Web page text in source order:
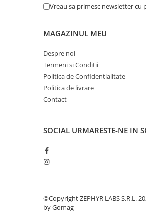
Tensal Bio-Tech(2)
Uriach Romania SRL
Worwag Pharma Romania SRL
Zdrovit Romania SRL
Vreau sa primesc newsletter
MAGAZINUL MEU
Despre noi
Termeni si Conditii
Politica de Confidentialitate
Politica de livrare
Contact
SOCIAL URMARESTE-NE IN
©Copyright ZEPHYR LABS S.R.L.
by Gomag